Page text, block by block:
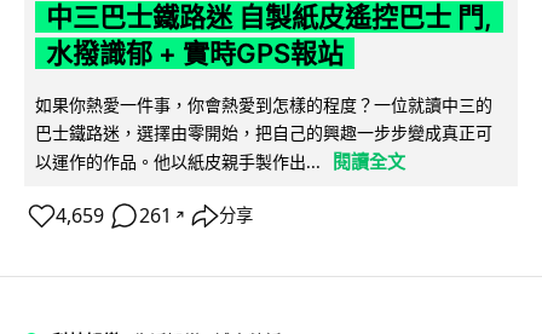
中三巴士鐵路迷 自製紙皮遙控巴士 門,
水撥識郁 + 實時GPS報站
如果你熱愛一件事，你會熱愛到怎樣的程度？一位就讀中三的
巴士鐵路迷，選擇由零開始，把自己的興趣一步步變成真正可
以運作的作品。他以紙皮親手製作出...
閱讀全文
4,659 261 ↗ 分享